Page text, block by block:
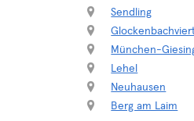
Sendling
München-
Lehel
Neuhausen
Berg am Laim